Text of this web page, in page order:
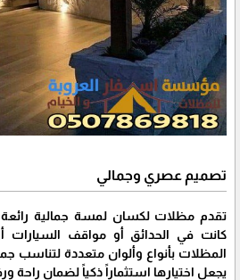
تصميم عصري وجمالي
تقدم مظلات لكسان لمسة جمالية رائعة
كانت في الحدائق أو مواقف السيارات
المظلات بأنواع وألوان متعددة لتناسب
يجعل اختيارها استثماراً ذكياً لضمان راحة